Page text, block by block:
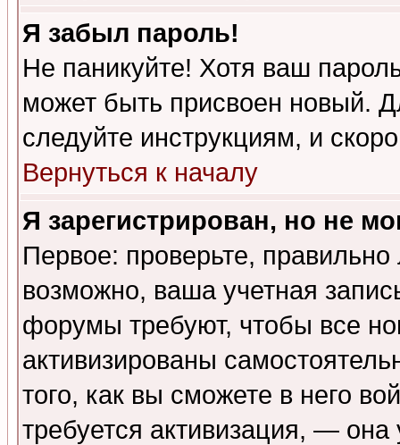
Я забыл пароль!
Не паникуйте! Хотя ваш
может быть присвоен новый.
следуйте инструкциям, и
Вернуться к началу
Я зарегистрирован, но не
Первое: проверьте,
возможно, ваша учетная
форумы требуют, чтобы все
активизированы
того, как вы сможете в него
требуется активизация, —